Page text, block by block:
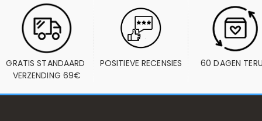
GRATIS STANDAARD
VERZENDING 69€
POSITIEVE RECENSIES 60 DAGEN